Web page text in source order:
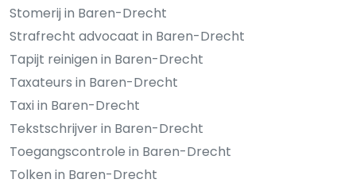
Stomerij in Baren-Drecht
Strafrecht advocaat in Baren-Drecht
Tapijt reinigen in Baren-Drecht
Taxateurs in Baren-Drecht
Taxi in Baren-Drecht
Tekstschrijver in Baren-Drecht
Toegangscontrole in Baren-Drecht
Tolken in Baren-Drecht